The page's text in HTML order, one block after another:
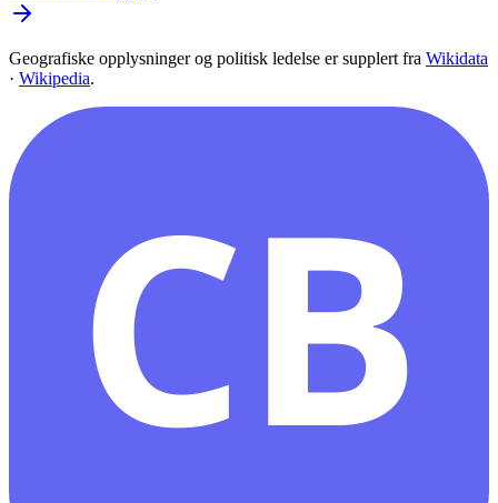
Geografiske opplysninger og politisk ledelse er supplert fra Wikidata
· Wikipedia.
CB